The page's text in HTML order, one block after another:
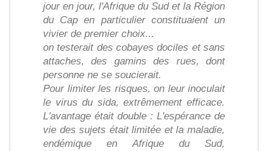
jour en jour, l'Afrique du Sud et la Région
du Cap en particulier constituaient un
vivier de premier choix...
on testerait des cobayes dociles et sans
attaches, des gamins des rues, dont
personne ne se soucierait.
Pour limiter les risques, on leur inoculait
le virus du sida, extrêmement efficace.
L'avantage était double : L'espérance de
vie des sujets était limitée et la maladie,
endémique en Afrique du Sud,